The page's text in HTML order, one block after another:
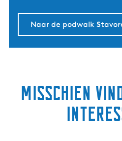
Naar de podwalk
Misschien